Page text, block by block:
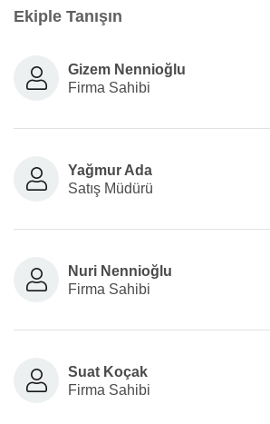
Ekiple Tanışın
Gizem Nennioğlu
Firma Sahibi
Yağmur Ada
Satış Müdürü
Nuri Nennioğlu
Firma Sahibi
Suat Koçak
Firma Sahibi